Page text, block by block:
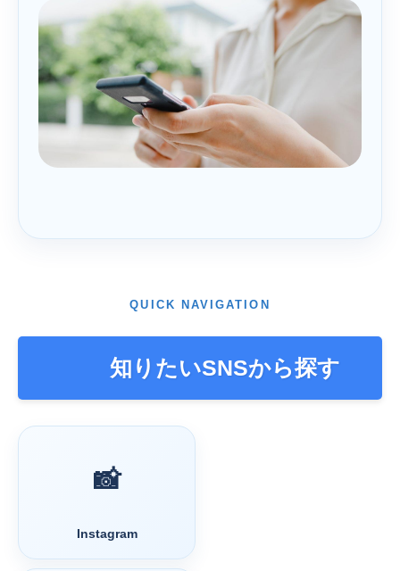
QUICK NAVIGATION
知りたいSNSから探す
📸
Instagram